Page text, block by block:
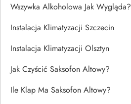
Wszywka Alkoholowa Jak Wygląda?
Instalacja Klimatyzacji Szczecin
Instalacja Klimatyzacji Olsztyn
Jak Czyścić Saksofon Altowy?
Ile Klap Ma Saksofon Altowy?